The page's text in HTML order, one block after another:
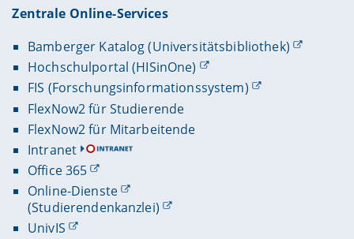
Zentrale Online-Services
Bamberger Katalog (Universitätsbibliothek)
Hochschulportal (HISinOne)
FIS (Forschungsinformationssystem)
FlexNow2 für Studierende
FlexNow2 für Mitarbeitende
Intranet
Office 365
Online-Dienste
(Studierendenkanzlei)
UnivIS